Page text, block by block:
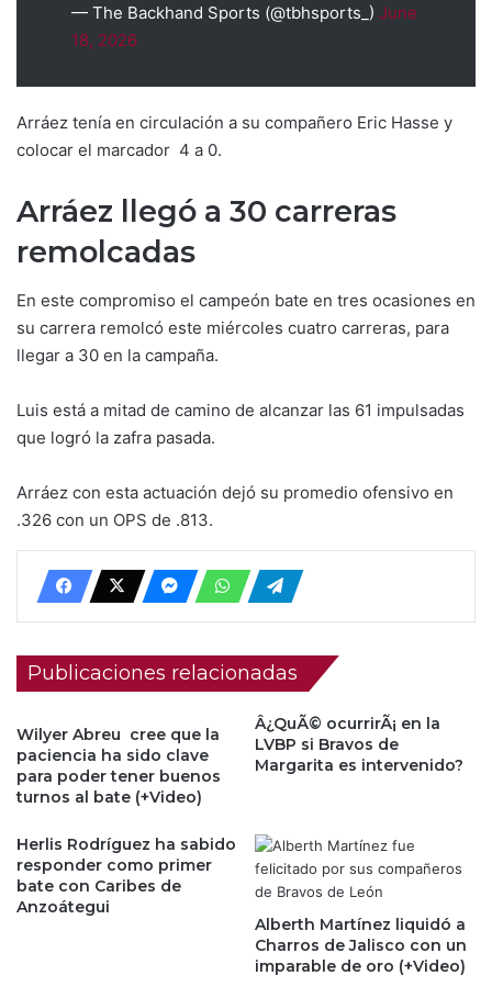
— The Backhand Sports (@tbhsports_) June
18, 2026
Arráez tenía en circulación a su compañero Eric Hasse y
colocar el marcador 4 a 0.
Arráez llegó a 30 carreras
remolcadas
En este compromiso el campeón bate en tres ocasiones en
su carrera remolcó este miércoles cuatro carreras, para
llegar a 30 en la campaña.
Luis está a mitad de camino de alcanzar las 61 impulsadas
que logró la zafra pasada.
Arráez con esta actuación dejó su promedio ofensivo en
.326 con un OPS de .813.
Publicaciones relacionadas
Wilyer Abreu cree que la
paciencia ha sido clave
para poder tener buenos
turnos al bate (+Video)
Â¿QuÃ© ocurrirÃ¡ en la
LVBP si Bravos de
Margarita es intervenido?
Herlis Rodríguez ha sabido
responder como primer
bate con Caribes de
Anzoátegui
Alberth Martínez liquidó a
Charros de Jalisco con un
imparable de oro (+Video)